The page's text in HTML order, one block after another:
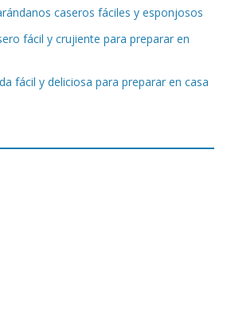
caseros fáciles y esponjosos
fácil y crujiente para preparar en
fácil y deliciosa para preparar en casa